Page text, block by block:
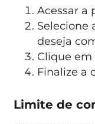
Acessar a
Selecione
deseja
Clique em
Finalize a
Limite de